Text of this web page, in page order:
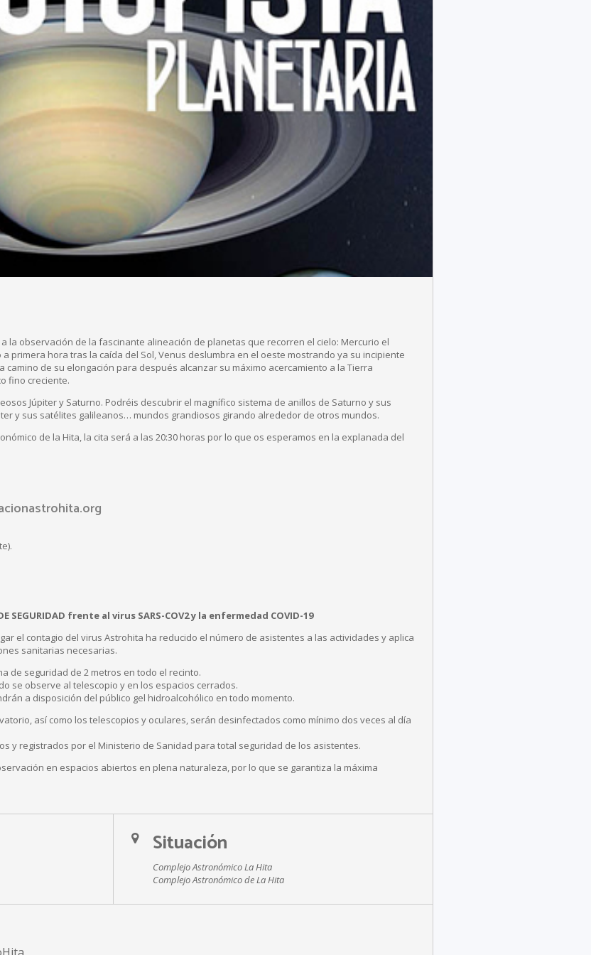
la observación de la fascinante alineación de planetas que recorren el cielo: Mercurio el
primera hora tras la caída del Sol, Venus deslumbra en el oeste mostrando ya su incipiente
camino de su elongación para después alcanzar su máximo acercamiento a la Tierra
fino creciente.
Júpiter y Saturno. Podréis descubrir el magnífico sistema de anillos de Saturno y sus
y sus satélites galileanos… mundos grandiosos girando alrededor de otros mundos.
de la Hita, la cita será a las 20:30 horas por lo que os esperamos en la explanada del
SEGURIDAD frente al virus SARS-COV2 y la enfermedad COVID-19
el contagio del virus Astrohita ha reducido el número de asistentes a las actividades y aplica
sanitarias necesarias.
de seguridad de 2 metros en todo el recinto.
se observe al telescopio y en los espacios cerrados.
a disposición del público gel hidroalcohólico en todo momento.
así como los telescopios y oculares, serán desinfectados como mínimo dos veces al día
y registrados por el Ministerio de Sanidad para total seguridad de los asistentes.
en espacios abiertos en plena naturaleza, por lo que se garantiza la máxima
Situación
Complejo Astronómico La Hita
Complejo Astronómico de La Hita